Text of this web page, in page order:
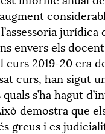
jurídica
envers els
curs 2019-20 era
curs, han sigut
s’ha hagut
demostra que
greus i es